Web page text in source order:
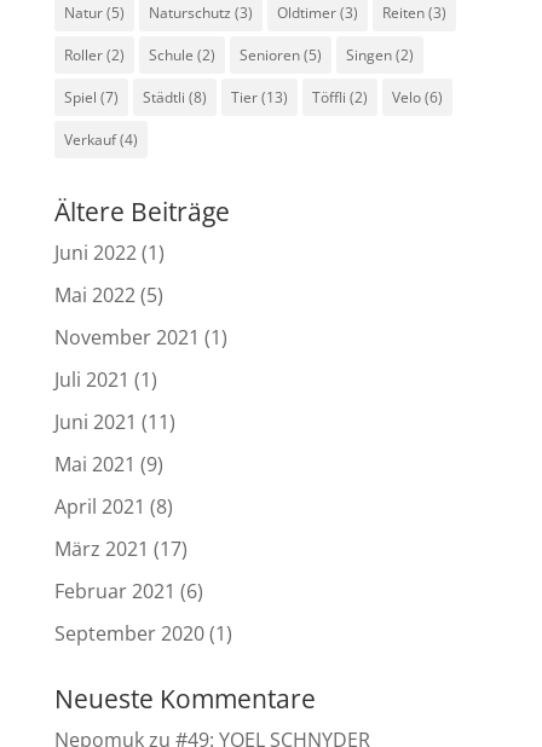
Natur(5) Naturschutz (3) Oldtimer(3) Reiten(3)
Roller(2) Schule (2) Senioren(5) Singen(2)
Spiel (7) Städtli (8) Tier(13) Töffli (2) Velo(6)
Verkauf(4)
Ältere Beiträge
Juni 2022(1)
Mai 2022(5)
November 2021 (1)
Juli 2021 (1)
Juni 2021 (11)
Mai 2021 (9)
April 2021 (8)
März 2021 (17)
Februar 2021 (6)
September 2020(1)
Neueste Kommentare
Nepomukzu #49: YOEL SCHNYDER